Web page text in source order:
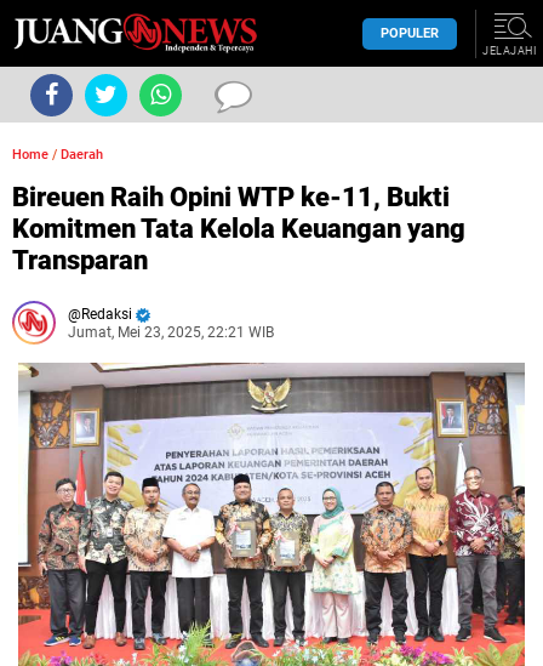
POPULER
JELAJAHI
Home / Daerah
Bireuen Raih Opini WTP ke-11, Bukti
Komitmen Tata Kelola Keuangan yang
Transparan
Redaksi
Jumat, Mei 23, 2025, 22:21 WIB